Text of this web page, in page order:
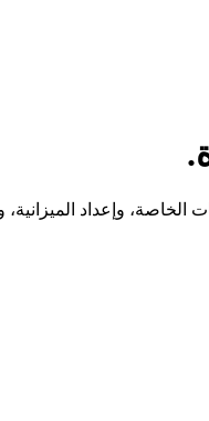
وإعداد الميزانية،